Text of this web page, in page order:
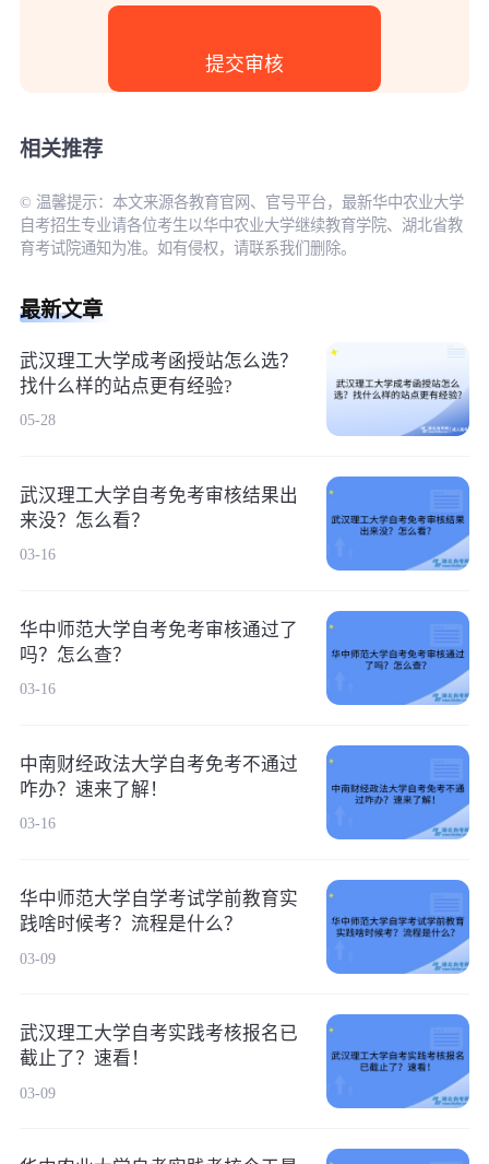
相关推荐
© 温馨提示：本文来源各教育官网、官号平台，最新华中农业大学
自考招生专业请各位考生以华中农业大学继续教育学院、湖北省教
育考试院通知为准。如有侵权，请联系我们删除。
最新文章
武汉理工大学成考函授站怎么选？
找什么样的站点更有经验?
05-28
武汉理工大学自考免考审核结果出
来没？怎么看？
03-16
华中师范大学自考免考审核通过了
吗？怎么查？
03-16
中南财经政法大学自考免考不通过
咋办？速来了解！
03-16
华中师范大学自学考试学前教育实
践啥时候考？流程是什么？
03-09
武汉理工大学自考实践考核报名已
截止了？速看！
03-09